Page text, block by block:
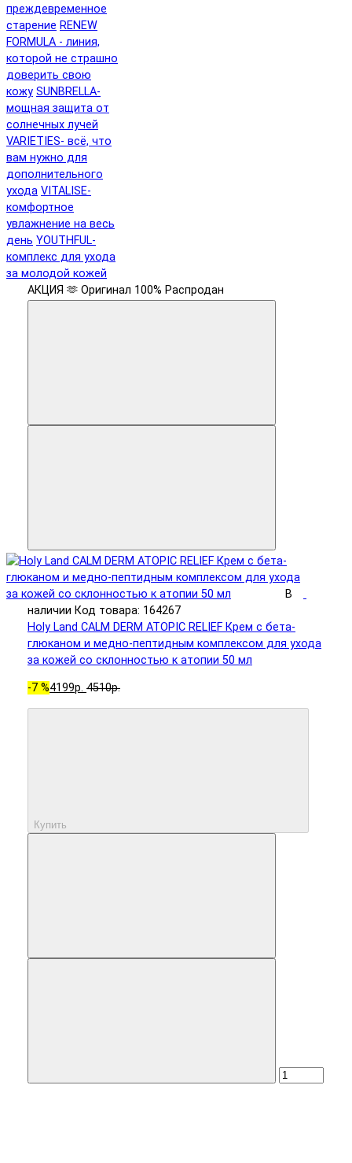
преждевременное
старение RENEW
FORMULA - линия,
которой не страшно
доверить свою
кожу SUNBRELLA-
мощная защита от
солнечных лучей
VARIETIES- всё, что
вам нужно для
дополнительного
ухода VITALISE-
комфортное
увлажнение на весь
день YOUTHFUL-
комплекс для ухода
за молодой кожей
АКЦИЯ 🫶 Оригинал 100% Распродан
В
наличии Код товара: 164267
Holy Land CALM DERM ATOPIC RELIEF Крем с бета-
глюканом и медно-пептидным комплексом для ухода
за кожей со склонностью к атопии 50 мл
-7 %4199р. 4510р.
Купить